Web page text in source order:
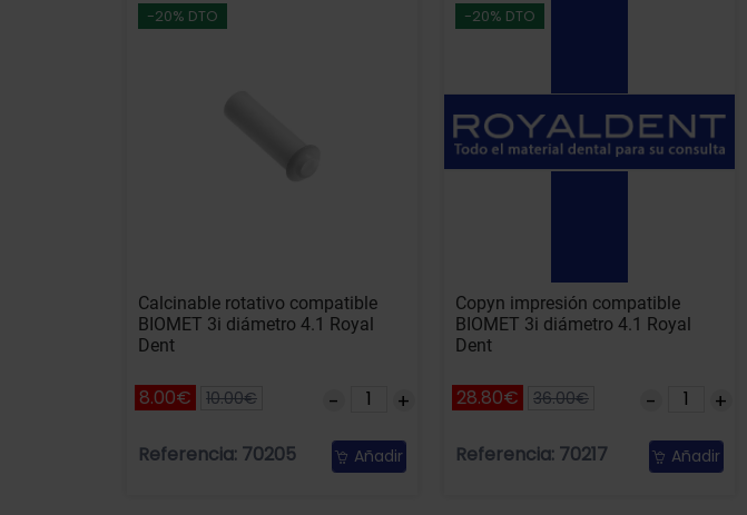
-20% DTO
Calcinable rotativo compatible
BIOMET 3i diámetro 4.1 Royal
Dent
8.00€ 10.00€
Referencia: 70205 Añadir
-20% DTO
Copyn impresión compatible
BIOMET 3i diámetro 4.1 Royal
Dent
28.80€ 36.00€
Referencia: 70217 Añadir